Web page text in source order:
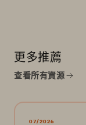
更多推薦
查看所有資源
07/2026